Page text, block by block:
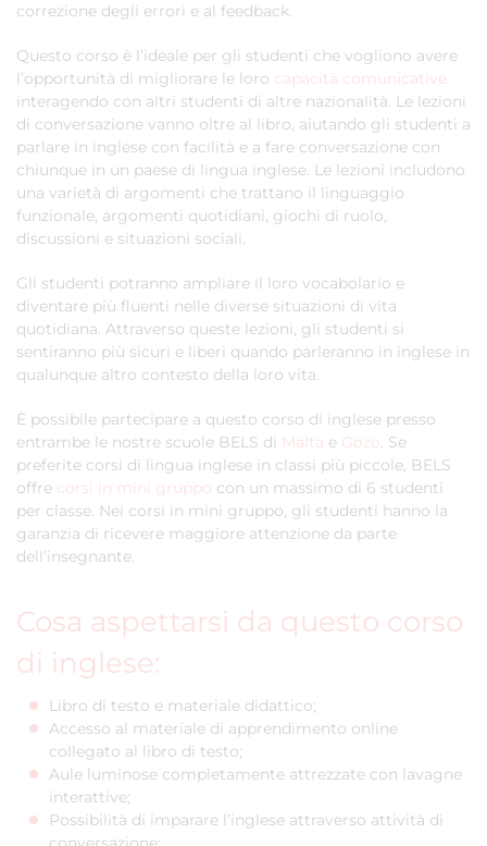
correzione degli errori e al feedback.
Questo corso è l’ideale per gli studenti che vogliono avere
l’opportunità di migliorare le loro capacità comunicative
interagendo con altri studenti di altre nazionalità. Le lezioni
di conversazione vanno oltre al libro, aiutando gli studenti a
parlare in inglese con facilità e a fare conversazione con
chiunque in un paese di lingua inglese. Le lezioni includono
una varietà di argomenti che trattano il linguaggio
funzionale, argomenti quotidiani, giochi di ruolo,
discussioni e situazioni sociali.
Gli studenti potranno ampliare il loro vocabolario e
diventare più fluenti nelle diverse situazioni di vita
quotidiana. Attraverso queste lezioni, gli studenti si
sentiranno più sicuri e liberi quando parleranno in inglese in
qualunque altro contesto della loro vita.
È possibile partecipare a questo corso di inglese presso
entrambe le nostre scuole BELS di Malta e Gozo. Se
preferite corsi di lingua inglese in classi più piccole, BELS
offre corsi in mini gruppo con un massimo di 6 studenti
per classe. Nei corsi in mini gruppo, gli studenti hanno la
garanzia di ricevere maggiore attenzione da parte
dell’insegnante.
Cosa aspettarsi da questo corso
di inglese:
Libro di testo e materiale didattico;
Accesso al materiale di apprendimento online
collegato al libro di testo;
Aule luminose completamente attrezzate con lavagne
interattive;
Possibilità di imparare l’inglese attraverso attività di